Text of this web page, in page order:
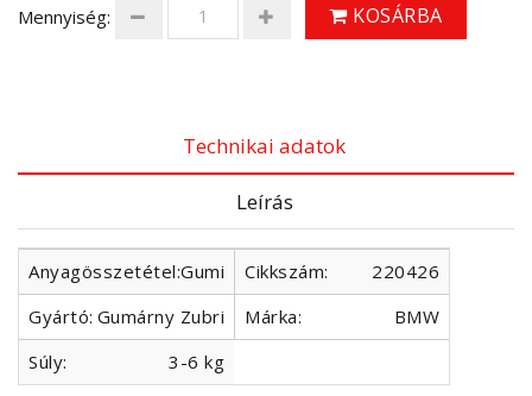
Mennyiség: KOSÁRBA
Technikai adatok
Leírás
Anyagösszetétel:Gumi Cikkszám:
220426
Gyártó: Gumárny Zubri Márka:
BMW
Súly:
3-6 kg